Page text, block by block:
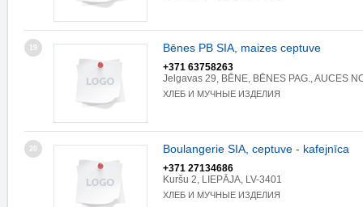
19 Bēnes PB SIA, maizes ceptuve
+371 63758263
Jelgavas 29, BĒNE, BĒNES PAG., AUCES
ХЛЕБ И МУЧНЫЕ ИЗДЕЛИЯ
20 Boulangerie SIA, ceptuve - kafejnīca
+371 27134686
Kuršu 2, LIEPĀJA, LV-3401
ХЛЕБ И МУЧНЫЕ ИЗДЕЛИЯ